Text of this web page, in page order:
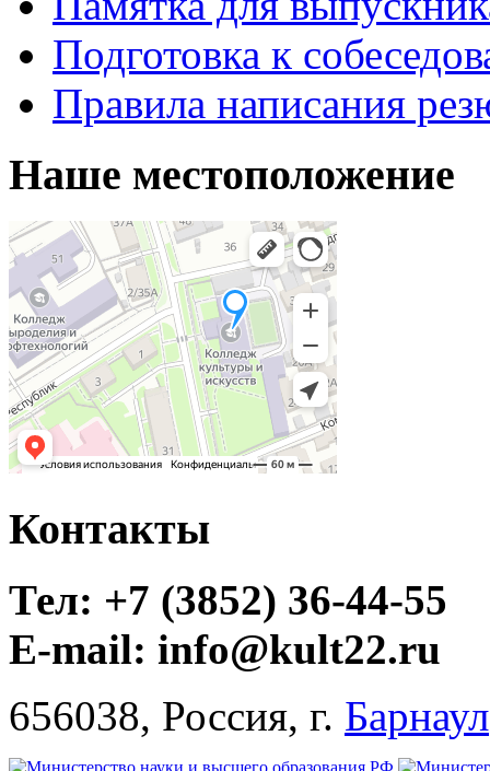
Подготовка к
Правила написания
Наше местоположение
Контакты
Тел: +7 (3852) 36-44-55
E-mail: info@kult22.ru
656038, Россия, г. Барнаул